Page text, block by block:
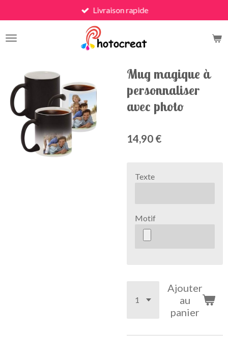
au
contenu
Livraison rapide
Mug magique à
personnaliser
avec photo
14,90 €
Texte
Motif
Ajouter
au
panier